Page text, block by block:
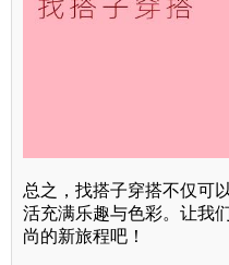
总之，找搭子穿搭不仅可
活充满乐趣与色彩。让我
尚的新旅程吧！